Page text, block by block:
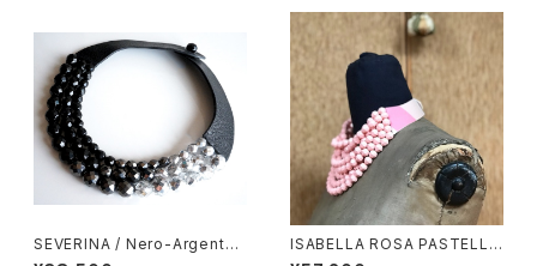
SEVERINA / Nero-Argento
（セヴェリナ・ネックレス）
ISABELLA ROSA PASTELLO
(イザベラ パステル）